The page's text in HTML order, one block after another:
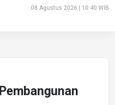
08 Agustus 2026 | 10:40 WIB